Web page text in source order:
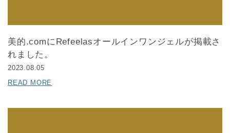
美的.comにRefeelasオールインワンジェルが掲載さ
れました。
2023.08.05
READ MORE